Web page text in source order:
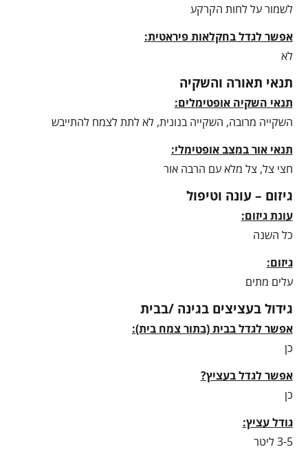
לשמור על לחות הקרקע
אפשר לגדל בחקלאות פיראטית:
לא
תנאי תאורה והשקיה
תנאי השקיה אופטימלים:
השקייה מרובה, השקייה בנונית, לא לתת לצמח להתייבש
תנאי אור במצב אופטימלי:
חצי צל, צל מלא עם הרבה אור
גיזום – עונה וטיפול
עונת גיזום:
כל השנה
גיזום:
עלים מתים
גידול בעציצים בגינה /בבית
אפשר לגדל בבית (בתור צמח בית):
כן
אפשר לגדל בעציץ?
כן
גודל עציץ:
3-5 ליטר